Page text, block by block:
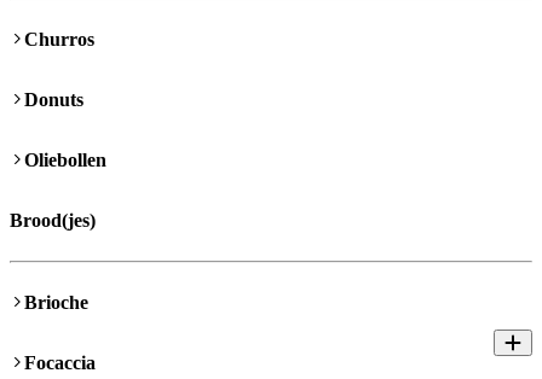
Churros
Donuts
Oliebollen
Brood(jes)
Brioche
Focaccia